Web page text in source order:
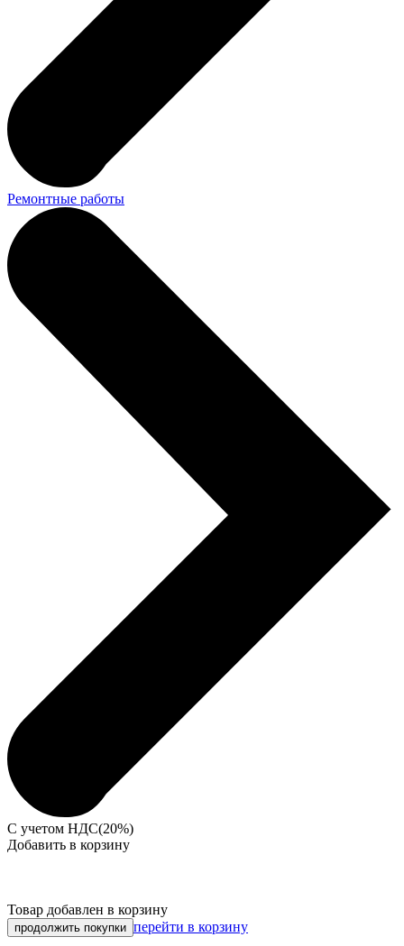
Ремонтные работы
С учетом НДС(20%)
Добавить в корзину
Товар добавлен в корзину
продолжить покупки перейти в корзину